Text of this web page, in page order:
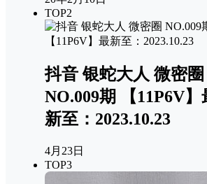
TOP2
抖音 银蛇大人 微密圈
NO.009期 【11P6V】
新至：2023.10.23
4月23日
TOP3